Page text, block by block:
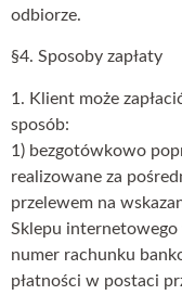
odbiorze.
§4. Sposoby zapłaty
1. Klient może
sposób:
1) bezgotówkowo
realizowane za
przelewem na
Sklepu internetowego
numer rachunku
płatności w postaci